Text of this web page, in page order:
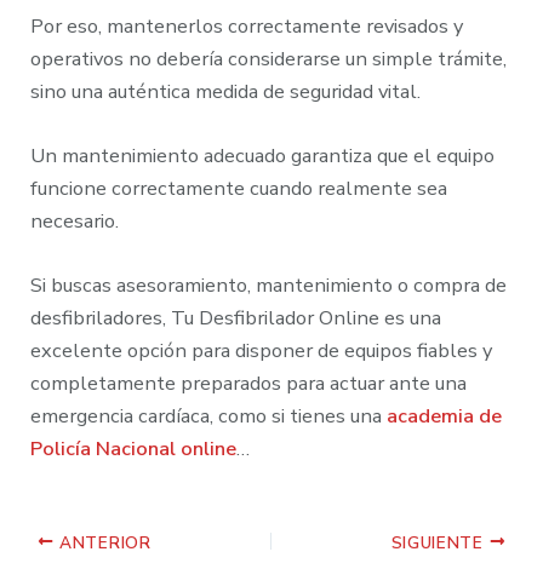
Por eso, mantenerlos correctamente revisados y
operativos no debería considerarse un simple trámite,
sino una auténtica medida de seguridad vital.
Un mantenimiento adecuado garantiza que el equipo
funcione correctamente cuando realmente sea
necesario.
Si buscas asesoramiento, mantenimiento o compra de
desfibriladores, Tu Desfibrilador Online es una
excelente opción para disponer de equipos fiables y
completamente preparados para actuar ante una
emergencia cardíaca, como si tienes una academia de
Policía Nacional online…
ANTERIOR SIGUIENTE